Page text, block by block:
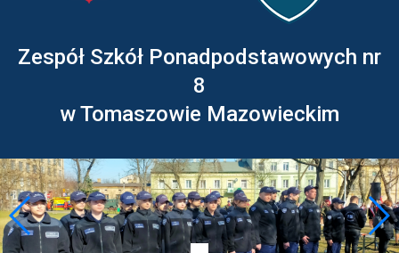
Zespół Szkół Ponadpodstawowych nr
8
w Tomaszowie Mazowieckim